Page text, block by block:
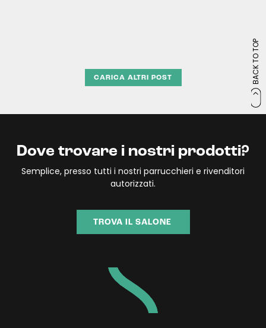
CARICA ALTRI POST BACK TO TOP
Dove trovare i nostri prodotti?
Semplice, presso tutti i nostri parrucchieri e rivenditori
autorizzati.
TROVA IL SALONE